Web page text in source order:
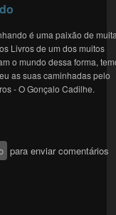
é uma paixão de
Livros de um dos muitos
o mundo dessa forma,
as suas caminhadas pelo
- O Gonçalo Cadilhe.
para enviar comentários